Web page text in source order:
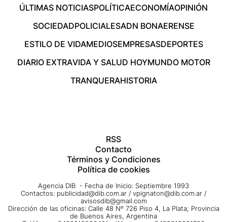
ÚLTIMAS NOTICIASPOLÍTICAECONOMÍAOPINIÓN
SOCIEDADPOLICIALESADN BONAERENSE
ESTILO DE VIDAMEDIOSEMPRESASDEPORTES
DIARIO EXTRAVIDA Y SALUD HOYMUNDO MOTOR
TRANQUERAHISTORIA
RSS
Contacto
Términos y Condiciones
Política de cookies
Agencia DIB - Fecha de Inicio: Septiembre 1993
Contactos: publicidad@dib.com.ar / vpignaton@dib.com.ar /
avisosdib@gmail.com
Dirección de las oficinas: Calle 48 Nº 726 Piso 4, La Plata; Provincia
de Buenos Aires, Argentina